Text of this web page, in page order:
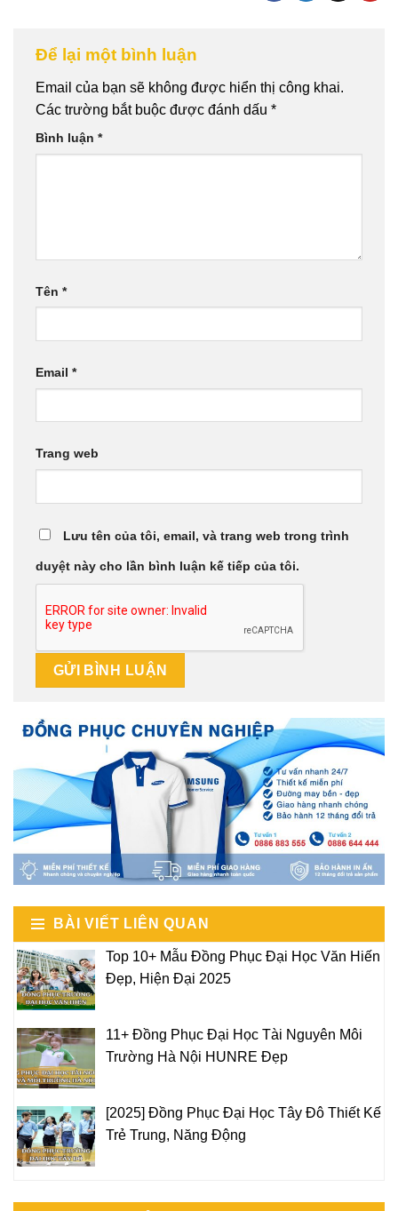
Để lại một bình luận
Email của bạn sẽ không được hiển thị công khai.
Các trường bắt buộc được đánh dấu *
Bình luận *
Tên *
Email *
Trang web
Lưu tên của tôi, email, và trang web trong trình
duyệt này cho lần bình luận kế tiếp của tôi.
BÀI VIẾT LIÊN QUAN
Top 10+ Mẫu Đồng Phục Đại Học Văn Hiến
Đẹp, Hiện Đại 2025
11+ Đồng Phục Đại Học Tài Nguyên Môi
Trường Hà Nội HUNRE Đẹp
[2025] Đồng Phục Đại Học Tây Đô Thiết Kế
Trẻ Trung, Năng Động